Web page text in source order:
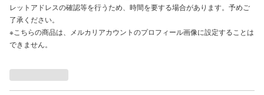
レットアドレスの確認等を行うため、時間を要する場合があります。予めご
了承ください。
※こちらの商品は、メルカリアカウントのプロフィール画像に設定することは
できません。